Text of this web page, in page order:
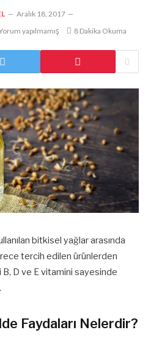
Aralık 18, 2017
yapılmamış 8 Dakika Okuma
bitkisel yağlar arasında
tercih edilen ürünlerden
D ve E vitamini sayesinde
Faydaları Nelerdir?